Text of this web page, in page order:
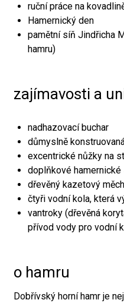
ruční práce na
Hamernický den
pamětní síň Jindřicha
hamru)
zajímavosti a
nadhazovací buchar
důmyslně
excentrické nůžky na
doplňkové
dřevěný kazetový
čtyři vodní kola, která
vantroky (dřevěná
přívod vody pro vodní
o hamru
Dobřívský horní hamr je